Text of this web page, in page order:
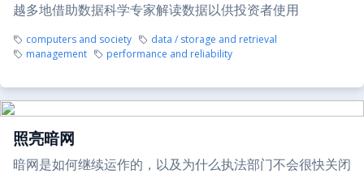
越多地借助数据科学专家解读数据以供投资者使用
computers and society
data / storage and retrieval
management
performance and reliability
照亮暗网
暗网是如何继续运作的，以及为什么执法部门不会很快关闭